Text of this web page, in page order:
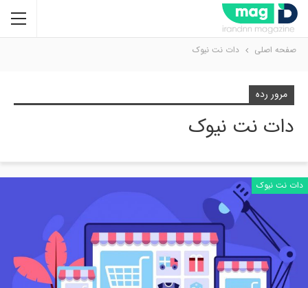
صفحه اصلی دات نت نیوک
مرور رده
دات نت نیوک
دات نت نیوک